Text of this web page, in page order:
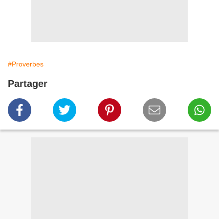
#Proverbes
Partager